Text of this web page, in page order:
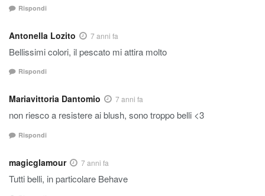
Rispondi
Antonella Lozito 7 anni fa
Bellissimi colori, il pescato mi attira molto
Rispondi
Mariavittoria Dantomio 7 anni fa
non riesco a resistere ai blush, sono troppo belli <3
Rispondi
magicglamour 7 anni fa
Tutti belli, in particolare Behave